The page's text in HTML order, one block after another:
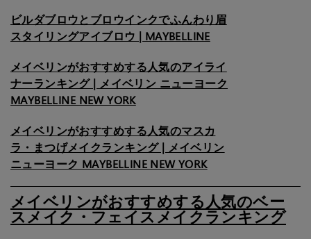
ビルダブロウとブロウインクでふんわり眉
スタイリングアイブロウ | MAYBELLINE
メイベリンがおすすめする人気のアイライ
ナーランキング | メイベリン ニューヨーク
MAYBELLINE NEW YORK
メイベリンがおすすめする人気のマスカ
ラ・まつげメイクランキング | メイベリン
ニューヨーク MAYBELLINE NEW YORK
メイベリンがおすすめする人気のベー
スメイク・フェイスメイクランキング